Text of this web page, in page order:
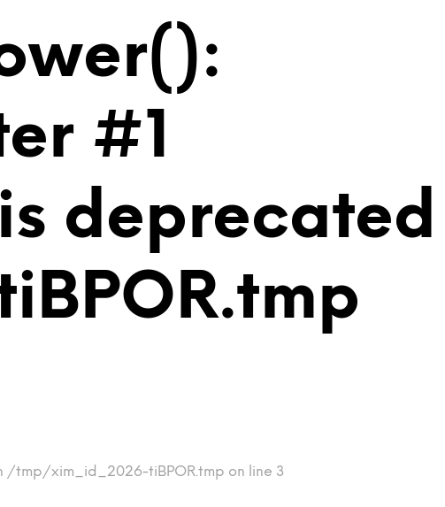
#1
deprecated
/tmp/xim_id_2026-tiBPOR.tmp on line 3